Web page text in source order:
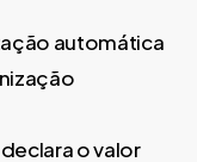
automática
o valor